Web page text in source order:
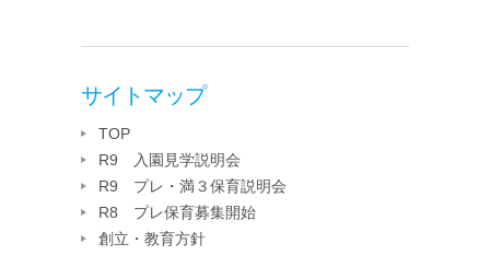
サイトマップ
TOP
R9 入園見学説明会
R9 プレ・満３保育説明会
R8 プレ保育募集開始
創立・教育方針